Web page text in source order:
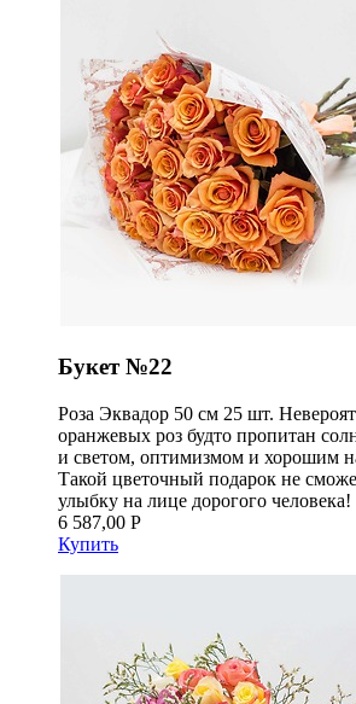
Букет №22
Роза Эквадор 50 см 25 шт.
оранжевых роз будто пропитан
и светом, оптимизмом и хорошим
Такой цветочный подарок не
улыбку на лице дорогого человека!
6 587,00 Р
Купить